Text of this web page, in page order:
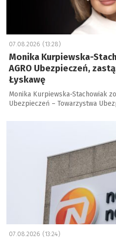
07.08.2026 (13:28)
Monika Kurpiewska-
AGRO Ubezpieczeń,
Łyskawę
Monika Kurpiewska-Stachowiak
Ubezpieczeń – Towarzystwa
07.08.2026 (13:24)